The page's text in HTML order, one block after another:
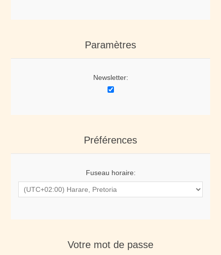
Paramètres
Newsletter:
Préférences
Fuseau horaire:
Votre mot de passe